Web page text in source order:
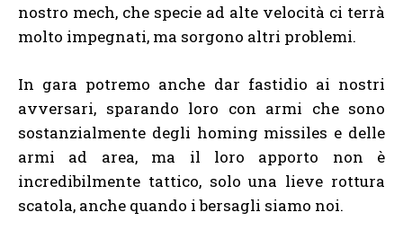
nostro mech, che specie ad alte velocità ci terrà
molto impegnati, ma sorgono altri problemi.
In gara potremo anche dar fastidio ai nostri
avversari, sparando loro con armi che sono
sostanzialmente degli homing missiles e delle
armi ad area, ma il loro apporto non è
incredibilmente tattico, solo una lieve rottura
scatola, anche quando i bersagli siamo noi.